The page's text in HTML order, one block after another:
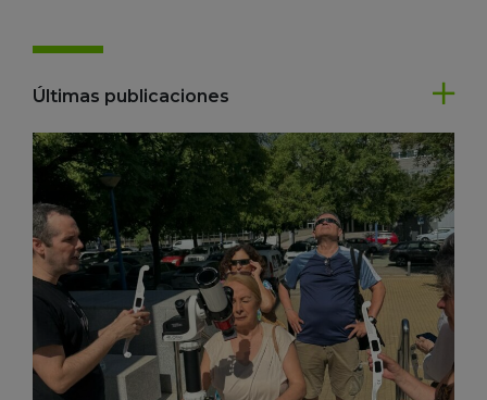
Últimas publicaciones